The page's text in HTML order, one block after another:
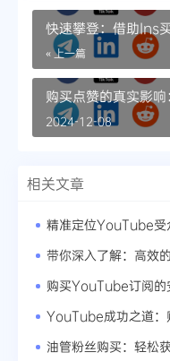
快速攀登：借助Ins
« 上一篇
购买点赞的真实影
2024-12-08
相关文章
精准定位YouTube受
带你深入了解：高效
购买YouTube订阅的
YouTube成功之道：
油管粉丝购买：轻松